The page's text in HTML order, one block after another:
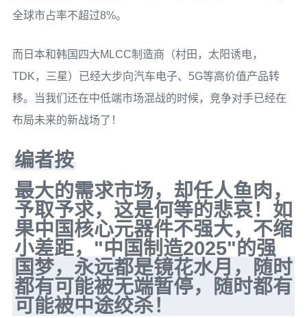
全球市占率不超过8%。
而日本和韩国四大MLCC制造商（村田，太阳诱电，
TDK，三星）已经大步向汽车电子、5G等高价值产品转
移。当我们还在中低端市场混战的时候，竞争对手已经在
布局未来的新战场了！
编者按
最大的需求市场，却任人鱼肉，
予取予求，这是何等的悲哀！如
果中国核心元器件不强大，不缩
小差距，"中国制造2025"的强
国梦，永远都是镜花水月，随时
都有可能被无端暂停，随时都有
可能被中途绞杀！